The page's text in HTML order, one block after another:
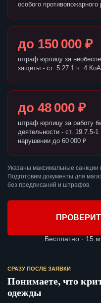
особого
до 150 000 ₽
штраф юрлицу за
защиты - ст. 5.27.1 ч. 4
до 48 000 ₽
штраф юрлицу за работу
деятельности - ст. 19.7.5-
нарушении до 60 000 ₽
Указаны максимальные
Подготовим документы для
без предписаний и штрафов.
Бесплатно · 15
СРАЗУ ПОСЛЕ ЗАЯВКИ
Понимаете, что
одежды